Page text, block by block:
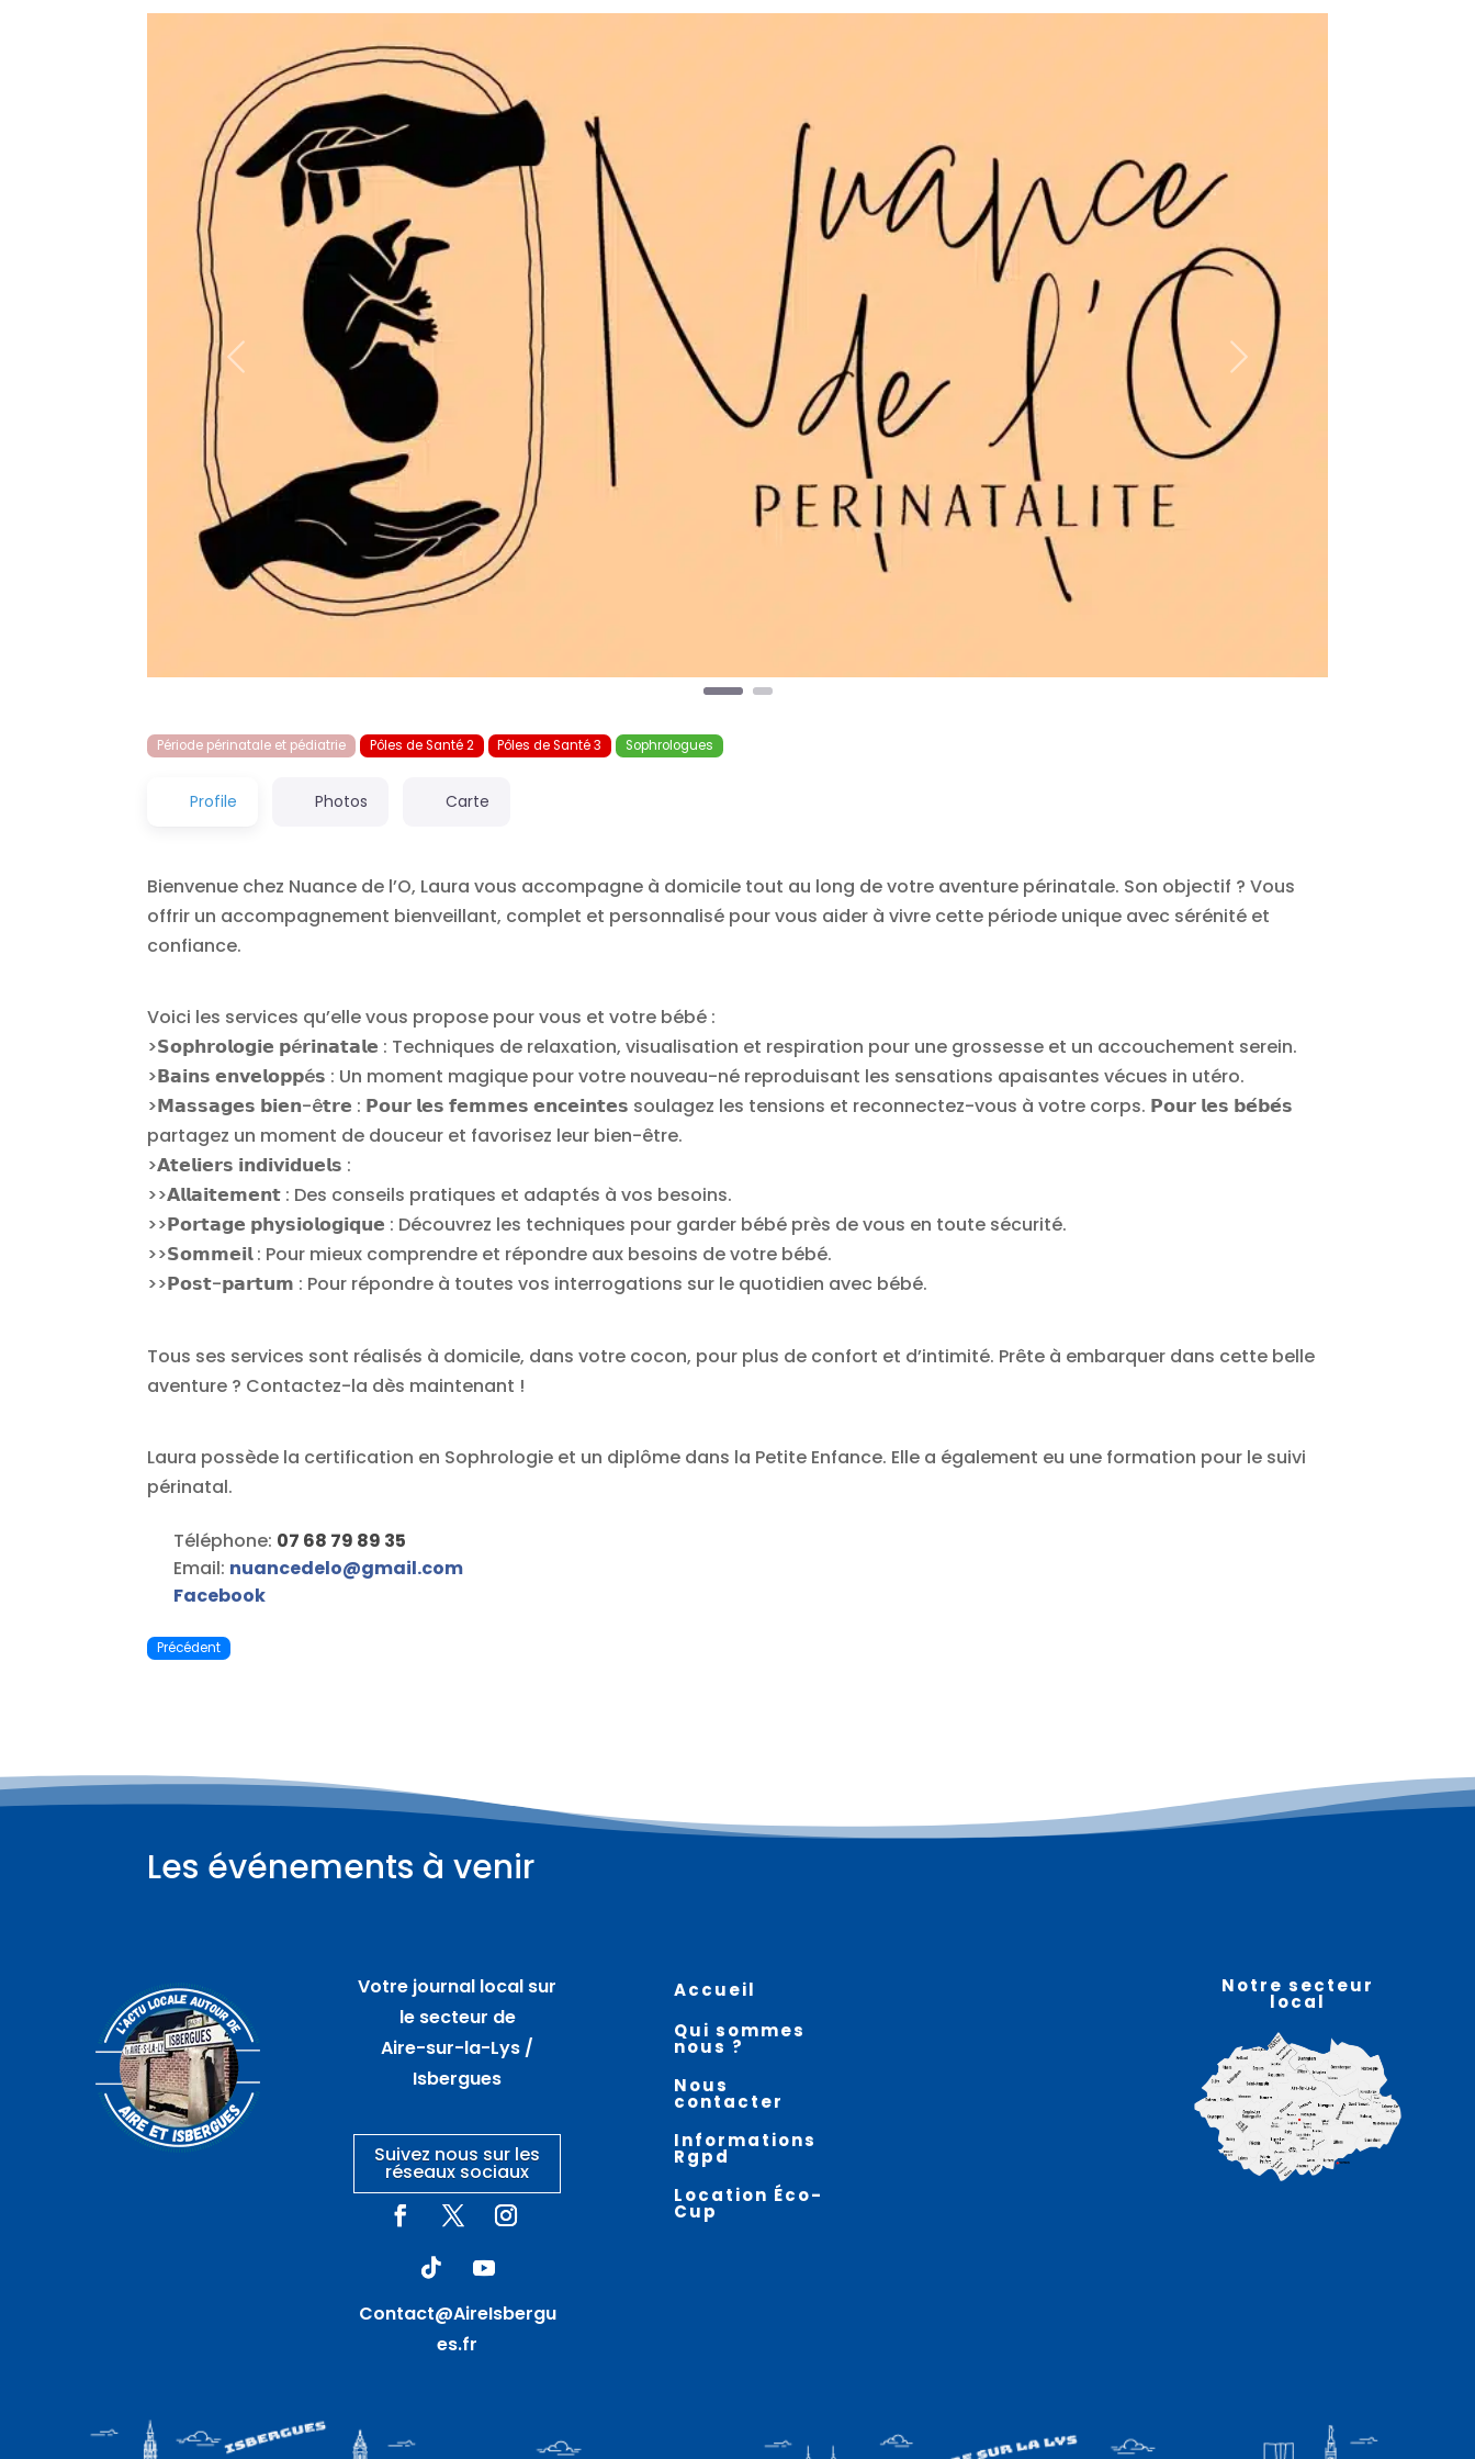
Précédent Suivant
Période périnatale et pédiatrie Pôles de Santé 2 Pôles de Santé 3 Sophrologues
Profile Photos Carte
Bienvenue chez Nuance de l’O, Laura vous accompagne à domicile tout au long de votre aventure périnatale. Son objectif ? Vous
offrir un accompagnement bienveillant, complet et personnalisé pour vous aider à vivre cette période unique avec sérénité et
confiance.
Voici les services qu’elle vous propose pour vous et votre bébé :
>𝗦𝗼𝗽𝗵𝗿𝗼𝗹𝗼𝗴𝗶𝗲 𝗽é𝗿𝗶𝗻𝗮𝘁𝗮𝗹𝗲 : Techniques de relaxation, visualisation et respiration pour une grossesse et un accouchement serein.
>𝗕𝗮𝗶𝗻𝘀 𝗲𝗻𝘃𝗲𝗹𝗼𝗽𝗽é𝘀 : Un moment magique pour votre nouveau-né reproduisant les sensations apaisantes vécues in utéro.
>𝗠𝗮𝘀𝘀𝗮𝗴𝗲𝘀 𝗯𝗶𝗲𝗻-ê𝘁𝗿𝗲 : 𝗣𝗼𝘂𝗿 𝗹𝗲𝘀 𝗳𝗲𝗺𝗺𝗲𝘀 𝗲𝗻𝗰𝗲𝗶𝗻𝘁𝗲𝘀 soulagez les tensions et reconnectez-vous à votre corps. 𝗣𝗼𝘂𝗿 𝗹𝗲𝘀 𝗯𝗲́𝗯𝗲́𝘀
partagez un moment de douceur et favorisez leur bien-être.
>𝗔𝘁𝗲𝗹𝗶𝗲𝗿𝘀 𝗶𝗻𝗱𝗶𝘃𝗶𝗱𝘂𝗲𝗹𝘀 :
>>𝗔𝗹𝗹𝗮𝗶𝘁𝗲𝗺𝗲𝗻𝘁 : Des conseils pratiques et adaptés à vos besoins.
>>𝗣𝗼𝗿𝘁𝗮𝗴𝗲 𝗽𝗵𝘆𝘀𝗶𝗼𝗹𝗼𝗴𝗶𝗾𝘂𝗲 : Découvrez les techniques pour garder bébé près de vous en toute sécurité.
>>𝗦𝗼𝗺𝗺𝗲𝗶𝗹 : Pour mieux comprendre et répondre aux besoins de votre bébé.
>>𝗣𝗼𝘀𝘁-𝗽𝗮𝗿𝘁𝘂𝗺 : Pour répondre à toutes vos interrogations sur le quotidien avec bébé.
Tous ses services sont réalisés à domicile, dans votre cocon, pour plus de confort et d’intimité. Prête à embarquer dans cette belle
aventure ? Contactez-la dès maintenant !
Laura possède la certification en Sophrologie et un diplôme dans la Petite Enfance. Elle a également eu une formation pour le suivi
périnatal.
Téléphone: 07 68 79 89 35
Email: nuancedelo@gmail.com
Facebook
Précédent
Les événements à venir
Marché artisanal
nocturne – GUARBECQUE
août
Atelier nœuds de
marinier – AIRE SUR LA LYS
randonnée –
Votre journal local sur
le secteur de
Aire-sur-la-Lys /
Isbergues
Suivez nous sur les
réseaux sociaux
Contact@AireIsbergu
es.fr
Accueil
Qui sommes
nous ?
Nous
contacter
Informations
Rgpd
Location Éco-
Cup
Notre secteur
local